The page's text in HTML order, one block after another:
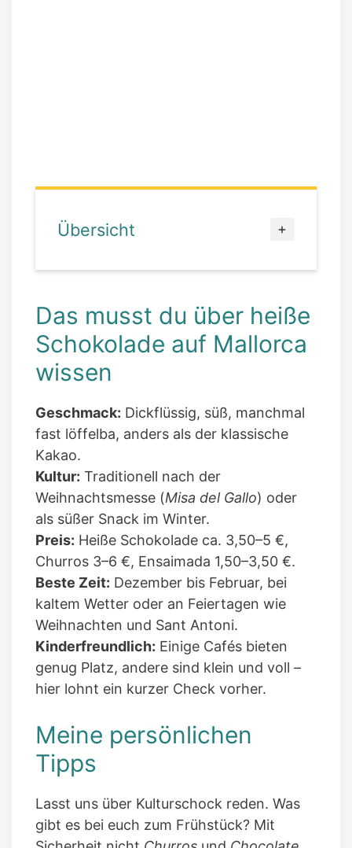
Übersicht
Das musst du über heiße
Schokolade auf Mallorca
wissen
Geschmack: Dickflüssig, süß, manchmal
fast löffelba, anders als der klassische
Kakao.
Kultur: Traditionell nach der
Weihnachtsmesse (Misa del Gallo) oder
als süßer Snack im Winter.
Preis: Heiße Schokolade ca. 3,50–5 €,
Churros 3–6 €, Ensaimada 1,50–3,50 €.
Beste Zeit: Dezember bis Februar, bei
kaltem Wetter oder an Feiertagen wie
Weihnachten und Sant Antoni.
Kinderfreundlich: Einige Cafés bieten
genug Platz, andere sind klein und voll –
hier lohnt ein kurzer Check vorher.
Meine persönlichen
Tipps
Lasst uns über Kulturschock reden. Was
gibt es bei euch zum Frühstück? Mit